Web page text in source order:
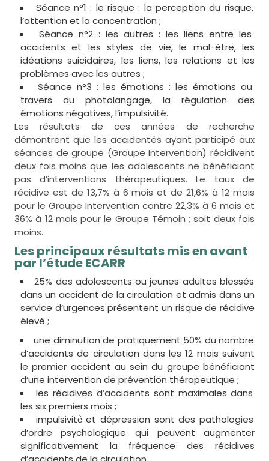
Séance n°1 : le risque : la perception du risque,
l’attention et la concentration ;
Séance n°2 : les autres : les liens entre les
accidents et les styles de vie, le mal-être, les
idéations suicidaires, les liens, les relations et les
problèmes avec les autres ;
Séance n°3 : les émotions : les émotions au
travers du photolangage, la régulation des
émotions négatives, l’impulsivité.
Les résultats de ces années de recherche
démontrent que les accidentés ayant participé aux
séances de groupe (Groupe Intervention) récidivent
deux fois moins que les adolescents ne bénéficiant
pas d’interventions thérapeutiques. Le taux de
récidive est de 13,7% à 6 mois et de 21,6% à 12 mois
pour le Groupe Intervention contre 22,3% à 6 mois et
36% à 12 mois pour le Groupe Témoin ; soit deux fois
moins.
Les principaux résultats mis en avant
par l’étude ECARR
25% des adolescents ou jeunes adultes blessés
dans un accident de la circulation et admis dans un
service d’urgences présentent un risque de récidive
élevé ;
une diminution de pratiquement 50% du nombre
d’accidents de circulation dans les 12 mois suivant
le premier accident au sein du groupe bénéficiant
d’une intervention de prévention thérapeutique ;
les récidives d’accidents sont maximales dans
les six premiers mois ;
impulsivité́ et dépression sont des pathologies
d’ordre psychologique qui peuvent augmenter
significativement la fréquence des récidives